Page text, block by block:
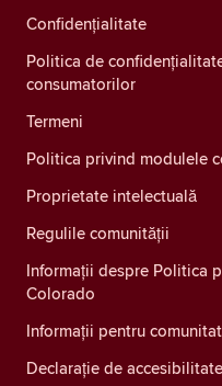
Confidenţialitate
Politica de
consumatorilor
Termeni
Politica privind modulele
Proprietate intelectuală
Regulile comunității
Informații despre Politica
Colorado
Informații pentru
Declarație de accesibilitate